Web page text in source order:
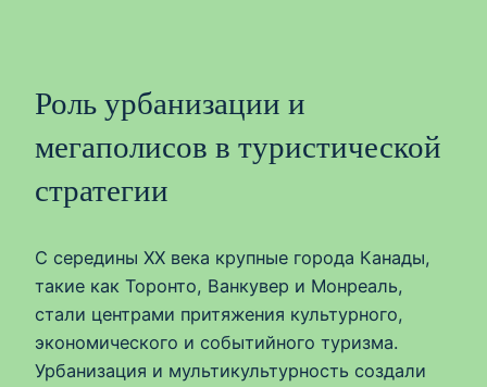
Роль урбанизации и
мегаполисов в туристической
стратегии
С середины XX века крупные города Канады,
такие как Торонто, Ванкувер и Монреаль,
стали центрами притяжения культурного,
экономического и событийного туризма.
Урбанизация и мультикультурность создали